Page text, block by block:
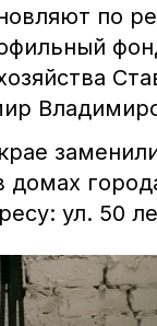
по
домах
ул. 50